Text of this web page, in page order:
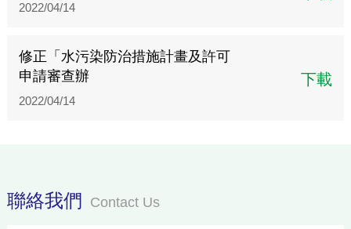
2022/04/14
修正「水污染防治措施計畫及許可
申請審查辦
2022/04/14
下載
聯絡我們 Contact Us